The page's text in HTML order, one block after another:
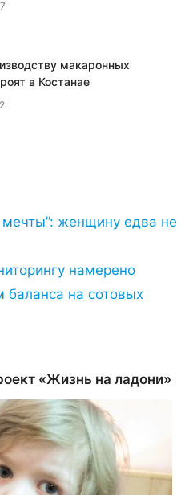
макаронных
в Костанае
мечты’’: женщину едва не
намерено
баланса на сотовых
«Жизнь на ладони»